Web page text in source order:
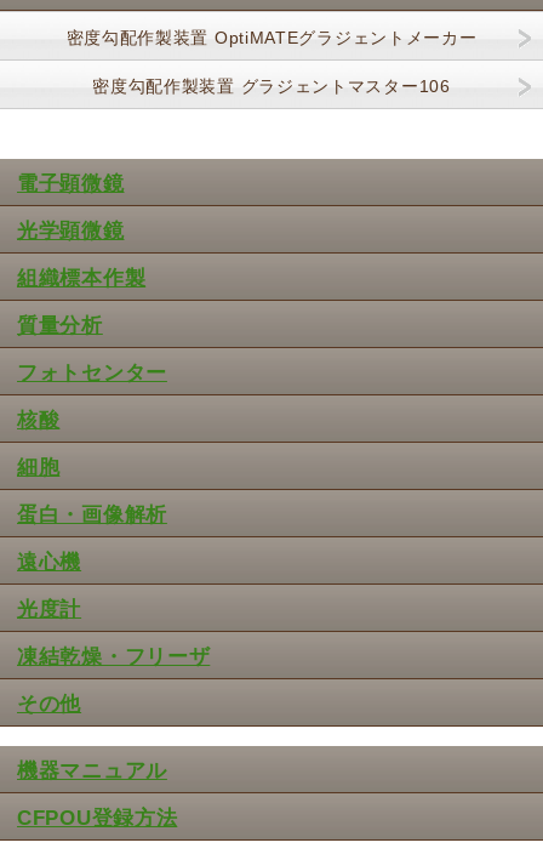
密度勾配作製装置 OptiMATEグラジェントメーカー
密度勾配作製装置 グラジェントマスター106
電子顕微鏡
光学顕微鏡
組織標本作製
質量分析
フォトセンター
核酸
細胞
蛋白・画像解析
遠心機
光度計
凍結乾燥・フリーザ
その他
機器マニュアル
CFPOU登録方法